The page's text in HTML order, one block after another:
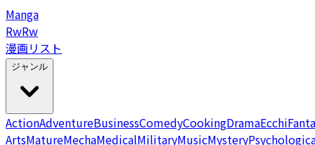
Manga
RwRw
漫画リスト
ジャンル
ActionAdventureBusinessComedyCookingDramaEcchi
ArtsMatureMechaMedicalMilitaryMusicMystery